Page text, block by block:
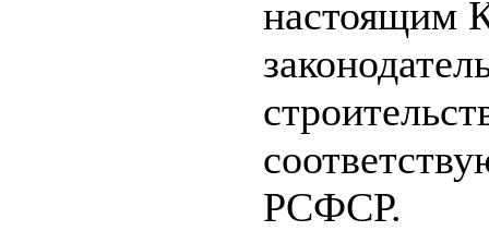
настоящим
РСФСР.